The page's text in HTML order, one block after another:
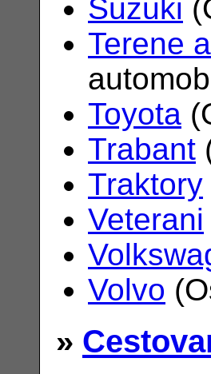
Suzuki
Terene
Toyota
Trabant
Traktory
Veterani
Volvo
»